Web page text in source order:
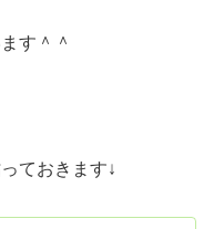
す＾＾
ておきます↓